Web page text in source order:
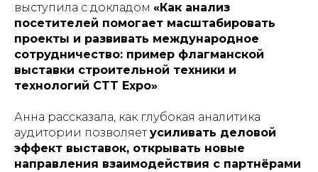
выступила с докладом «Как анализ
посетителей помогает масштабировать
проекты и развивать международное
сотрудничество: пример флагманской
выставки строительной техники и
технологий CTT Expo».
Анна рассказала, как глубокая аналитика
аудитории позволяетусиливать деловой
эффект выставок, открывать новые
направления взаимодействия с партнёрами